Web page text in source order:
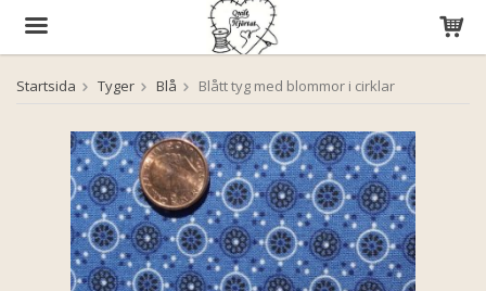
Produkten har blivit tillagd i varukorgen
Startsida Tyger Blå Blått tyg med blommor i cirklar